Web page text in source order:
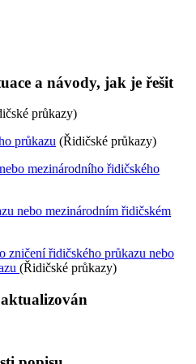
a návody, jak je řešit
průkazy)
průkazu (Řidičské průkazy)
mezinárodního řidičského
nebo mezinárodním řidičském
zničení řidičského průkazu nebo
(Řidičské průkazy)